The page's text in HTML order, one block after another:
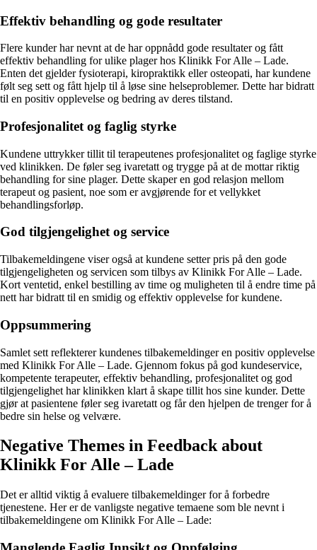
Effektiv behandling og gode resultater
Flere kunder har nevnt at de har oppnådd gode resultater og fått
effektiv behandling for ulike plager hos Klinikk For Alle – Lade.
Enten det gjelder fysioterapi, kiropraktikk eller osteopati, har kundene
følt seg sett og fått hjelp til å løse sine helseproblemer. Dette har bidratt
til en positiv opplevelse og bedring av deres tilstand.
Profesjonalitet og faglig styrke
Kundene uttrykker tillit til terapeutenes profesjonalitet og faglige styrke
ved klinikken. De føler seg ivaretatt og trygge på at de mottar riktig
behandling for sine plager. Dette skaper en god relasjon mellom
terapeut og pasient, noe som er avgjørende for et vellykket
behandlingsforløp.
God tilgjengelighet og service
Tilbakemeldingene viser også at kundene setter pris på den gode
tilgjengeligheten og servicen som tilbys av Klinikk For Alle – Lade.
Kort ventetid, enkel bestilling av time og muligheten til å endre time på
nett har bidratt til en smidig og effektiv opplevelse for kundene.
Oppsummering
Samlet sett reflekterer kundenes tilbakemeldinger en positiv opplevelse
med Klinikk For Alle – Lade. Gjennom fokus på god kundeservice,
kompetente terapeuter, effektiv behandling, profesjonalitet og god
tilgjengelighet har klinikken klart å skape tillit hos sine kunder. Dette
gjør at pasientene føler seg ivaretatt og får den hjelpen de trenger for å
bedre sin helse og velvære.
Negative Themes in Feedback about
Klinikk For Alle – Lade
Det er alltid viktig å evaluere tilbakemeldinger for å forbedre
tjenestene. Her er de vanligste negative temaene som ble nevnt i
tilbakemeldingene om Klinikk For Alle – Lade: